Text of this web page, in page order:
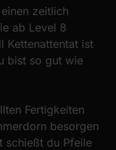
zeitlich
ab Level 8
Kettenattentat ist
bist so gut wie
Fertigkeiten
besorgen
schießt du Pfeile